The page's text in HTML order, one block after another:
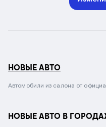
НОВЫЕ АВТО
Автомобили из салона от
НОВЫЕ АВТО В